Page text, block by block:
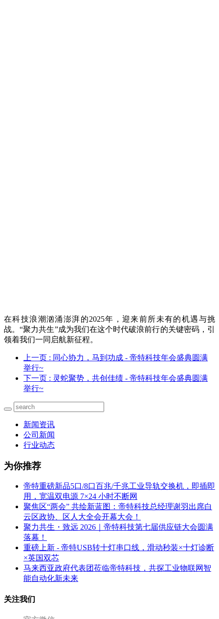
在科技浪潮汹涌澎湃的2025年，迎来前所未有的机遇与挑
战。“聚力共生”成为我们在这个时代破浪前行的关键密码，引
领着我们一同启航新征程。
上一页 : 同心协力，马到功成 - 帝特科技年会盛典圆满
举行~
下一页 : 灵蛇聚势，共创佳绩 - 帝特科技年会盛典圆满
举行~
新闻资讯
公司新闻
行业动态
为你推荐
帝特重磅新品5口/8口百兆/千兆工业导轨交换机，即插即
用，宽温双电源 7×24 小时不断网
聚焦区“两会” 共绘新蓝图：帝特科技总经理谢羽出席白
云区政协、区人大全会开幕大会！
聚力共生・致远 2026｜帝特科技第七届供应链大会圆满
落幕！
重磅上新 - 帝特USB转十灯串口线，滑动秒装×十灯诊断
×英国双芯
马来西亚政府代表团莅临帝特科技，共探工业物联网智
能自动化新未来
关注我们